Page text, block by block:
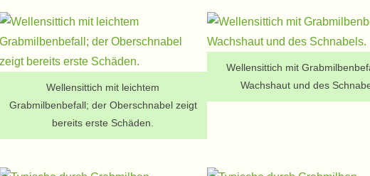
Wellensittich mit leichtem
Grabmilbenbefall; der Oberschnabel zeigt
bereits erste Schäden.
Wellensittich mit
Wachshaut und des